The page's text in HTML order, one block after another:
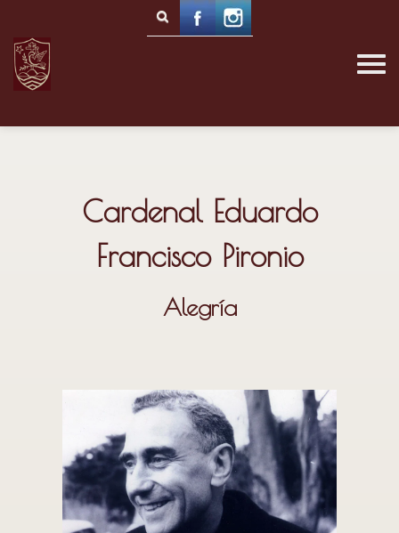
Cardenal Eduardo
Francisco Pironio
Alegría